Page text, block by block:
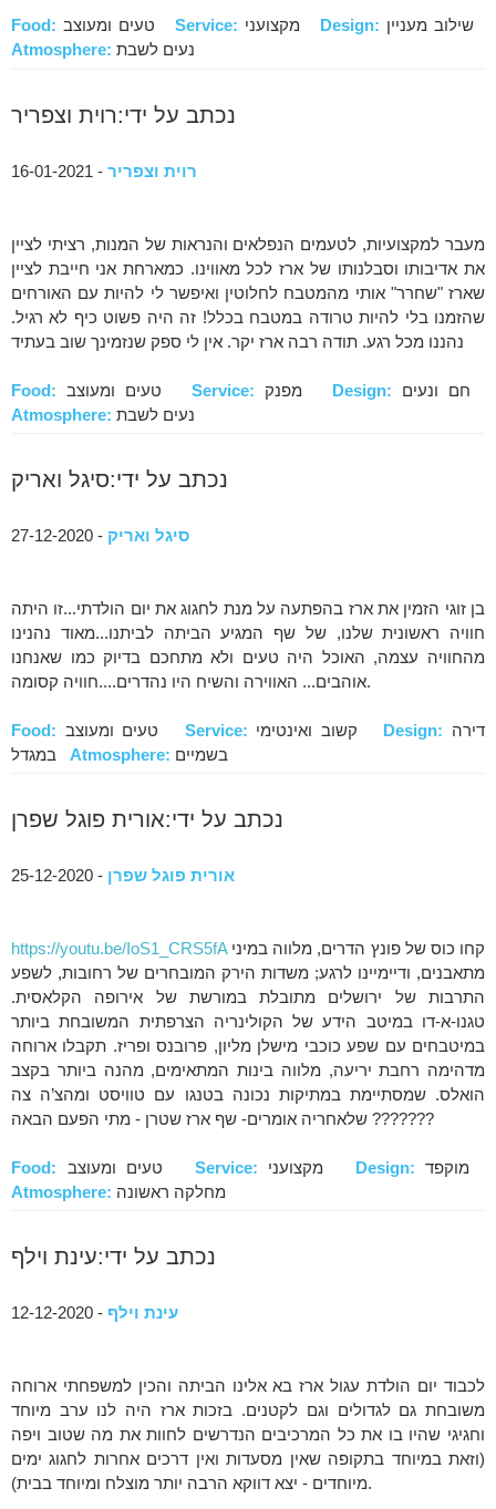
Food: Service: Design:
Atmosphere: נעים לשבת
נכתב על ידי:רוית וצפריר
רוית וצפריר - 16-01-2021
מעבר למקצועיות, לטעמים הנפלאים והנראות של המנות, רציתי לציין
את אדיבותו וסבלנותו של ארז לכל מאווינו. כמארחת אני חייבת לציין
שארז "שחרר" אותי מהמטבח לחלוטין ואיפשר לי להיות עם האורחים
שהזמנו בלי להיות טרודה במטבח בכלל! זה היה פשוט כיף לא רגיל.
נהננו מכל רגע. תודה רבה ארז יקר. אין לי ספק שנזמינך שוב בעתיד
Food: Service: Design:
Atmosphere: נעים לשבת
נכתב על ידי:סיגל ואריק
סיגל ואריק - 27-12-2020
בן זוגי הזמין את ארז בהפתעה על מנת לחגוג את יום הולדתי...זו היתה
חוויה ראשונית שלנו, של שף המגיע הביתה לביתנו...מאוד נהנינו
מהחוויה עצמה, האוכל היה טעים ולא מתחכם בדיוק כמו שאנחנו
אוהבים... האווירה והשיח היו נהדרים....חוויה קסומה.
Food: Service: Design:
Atmosphere: בשמיים
נכתב על ידי:אורית פוגל שפרן
אורית פוגל שפרן - 25-12-2020
https://youtu.be/IoS1_CRS5fAקחו כוס של פונץ הדרים, מלווה במיני
מתאבנים, ודיימיינו לרגע; משדות הירק המובחרים של רחובות, לשפע
התרבות של ירושלים מתובלת במורשת של אירופה הקלאסית.
טגנו-א-דו במיטב הידע של הקולינריה הצרפתית המשובחת ביותר
במיטבחים עם שפע כוכבי מישלן מליון, פרובנס ופריז. תקבלו ארוחה
מדהימה רחבת יריעה, מלווה בינות המתאימים, מהנה ביותר בקצב
הואלס. שמסתיימת במתיקות נכונה בטנגו עם טוויסט ומהצ’ה צה
שלאחריה אומרים- שף ארז שטרן - מתי הפעם הבאה ???????
Food: Service: Design:
Atmosphere: מחלקה ראשונה
נכתב על ידי:עינת וילף
עינת וילף - 12-12-2020
לכבוד יום הולדת עגול ארז בא אלינו הביתה והכין למשפחתי ארוחה
משובחת גם לגדולים וגם לקטנים. בזכות ארז היה לנו ערב מיוחד
וחגיגי שהיו בו את כל המרכיבים הנדרשים לחוות את מה שטוב ויפה
(וזאת במיוחד בתקופה שאין מסעדות ואין דרכים אחרות לחגוג ימים
מיוחדים - יצא דווקא הרבה יותר מוצלח ומיוחד בבית).